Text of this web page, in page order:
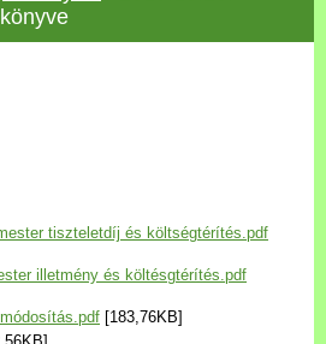
tiszteletdíj és költségtérítés.pdf
illetmény és költésgtérítés.pdf
[183,76KB]